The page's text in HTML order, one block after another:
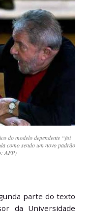
do modelo dependente “foi
como sendo um novo padrão
AFP)
parte do texto
da Universidade